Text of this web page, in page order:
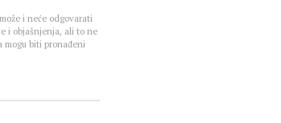
i neće odgovarati
i objašnjenja, ali to ne
mogu biti pronađeni